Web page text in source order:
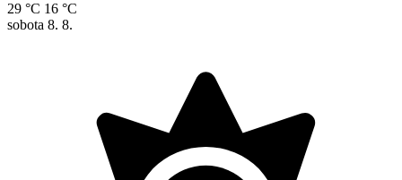
29 °C 16 °C
sobota 8. 8.